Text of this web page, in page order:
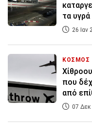
τα
26 Ιαν
ΚΟΣΜΟΣ
που
από
07 Δεκ